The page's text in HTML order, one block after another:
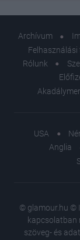
Archívum
Felhasználási
Rólunk
USA
Anglia
© glamour.hu ©
kapcsolatban
szöveg- és